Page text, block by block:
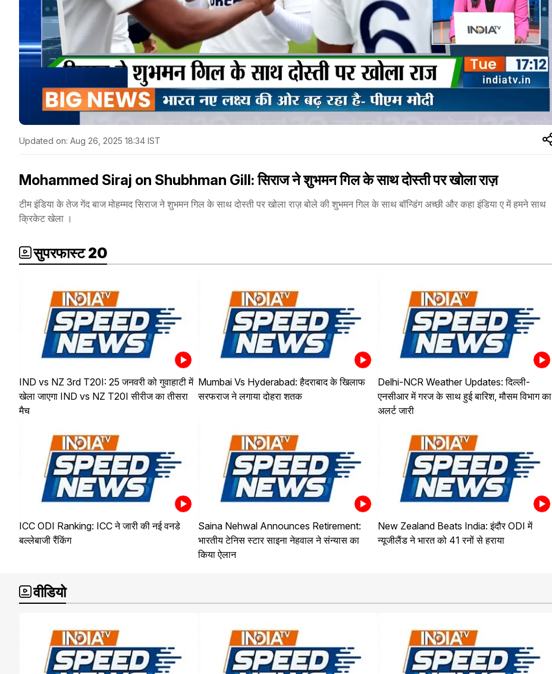
Updated on: Aug 26, 2025 18:34 IST
Mohammed Siraj on Shubhman Gill: सिराज ने शुभमन गिल के साथ दोस्ती पर खोला राज़
टीम इंडिया के तेज गेंद बाज मोहम्मद सिराज ने शुभमन गिल के साथ दोस्ती पर खोला राज़ बोले की शुभमन गिल के साथ बॉन्डिंग अच्छी और कहा इंडिया ए में हमने साथ
क्रिकेट खेला ।
सुपरफास्ट 20
IND vs NZ 3rd T20I: 25 जनवरी को गुवाहाटी में
खेला जाएगा IND vs NZ T20I सीरीज का तीसरा
मैच
Mumbai Vs Hyderabad: हैदराबाद के खिलाफ
सरफराज ने लगाया दोहरा शतक
Delhi-NCR Weather Updates: दिल्ली-
एनसीआर में गरज के साथ हुई बारिश, मौसम विभाग का
अलर्ट जारी
ICC ODI Ranking: ICC ने जारी की नई वनडे
बल्लेबाजी रैंकिंग
Saina Nehwal Announces Retirement:
भारतीय टेनिस स्टार साइना नेहवाल ने संन्यास का
किया ऐलान
New Zealand Beats India: इंदौर ODI में
न्यूजीलैंड ने भारत को 41 रनों से हराया
वीडियो